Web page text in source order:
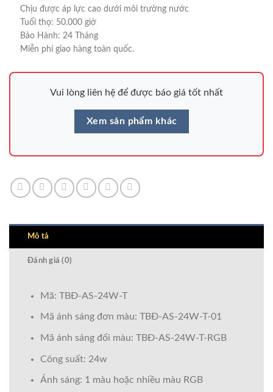
Chịu được áp lực cao dưới môi trường nước
Tuổi thọ: 50.000 giờ
Bảo Hành: 24 Tháng
Miễn phí giao hàng toàn quốc.
Vui lòng liên hệ để được báo giá tốt nhất
Xem sản phẩm khác
Mô tả
Đánh giá (0)
Mã: TBĐ-AS-24W-T
Mã ánh sáng đơn màu: TBĐ-AS-24W-T-01
Mã ánh sáng đổi màu: TBĐ-AS-24W-T-RGB
Công suất: 24w
Ánh sáng: 1 màu hoặc nhiều màu RGB